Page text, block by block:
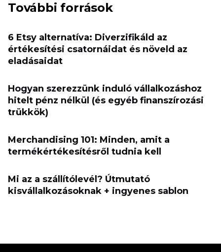
További források
6 Etsy alternatíva: Diverzifikáld az
értékesítési csatornáidat és növeld az
eladásaidat
Hogyan szerezzünk induló vállalkozáshoz
hitelt pénz nélkül (és egyéb finanszírozási
trükkök)
Merchandising 101: Minden, amit a
termékértékesítésről tudnia kell
Mi az a szállítólevél? Útmutató
kisvállalkozásoknak + ingyenes sablon